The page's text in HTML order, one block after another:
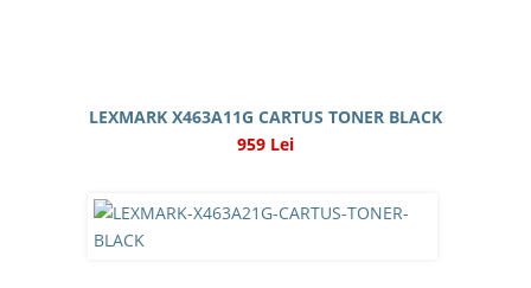
LEXMARK X463A11G CARTUS TONER BLACK
959 Lei